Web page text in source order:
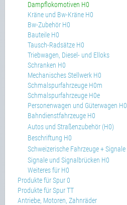
Dampflokomotiven H0
Kräne und Bw-Kräne H0
Bw-Zubehör H0
Bauteile H0
Tausch-Radsätze H0
Triebwagen, Diesel- und Elloks
Schranken H0
Mechanisches Stellwerk H0
Schmalspurfahrzeuge H0m
Schmalspurfahrzeuge H0e
Personenwagen und Güterwagen H0
Bahndienstfahrzeuge H0
Autos und Straßenzubehör (H0)
Beschriftung H0
Schweizerische Fahrzeuge + Signale
Signale und Signalbrücken H0
Weiteres für H0
Produkte für Spur 0
Produkte für Spur TT
Antriebe, Motoren, Zahnräder